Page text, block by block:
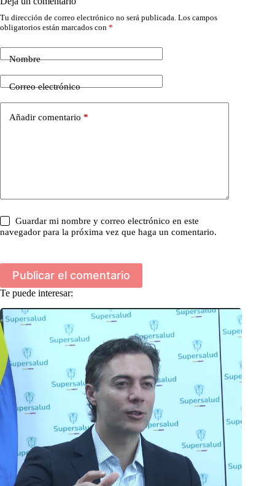
Tu dirección de correo electrónico no será publicada. Los campos
obligatorios están marcados con *
Nombre
Correo electrónico
Añadir comentario *
Guardar mi nombre y correo electrónico en este
navegador para la próxima vez que haga un comentario.
Publicar el comentario
Te puede interesar: